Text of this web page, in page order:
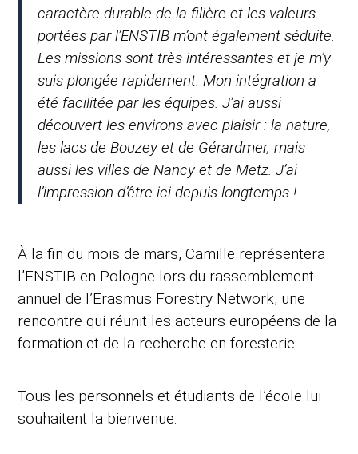
caractère durable de la filière et les valeurs
portées par l’ENSTIB m’ont également séduite.
Les missions sont très intéressantes et je m’y
suis plongée rapidement. Mon intégration a
été facilitée par les équipes. J’ai aussi
découvert les environs avec plaisir : la nature,
les lacs de Bouzey et de Gérardmer, mais
aussi les villes de Nancy et de Metz. J’ai
l’impression d’être ici depuis longtemps !
À la fin du mois de mars, Camille représentera
l’ENSTIB en Pologne lors du rassemblement
annuel de l’Erasmus Forestry Network, une
rencontre qui réunit les acteurs européens de la
formation et de la recherche en foresterie.
Tous les personnels et étudiants de l’école lui
souhaitent la bienvenue.